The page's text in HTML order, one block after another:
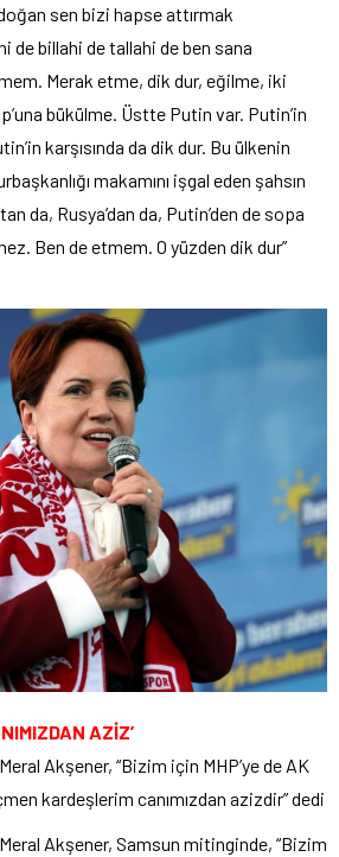
sen bizi hapse attırmak
de billahi de tallahi de ben sana
Merak etme, dik dur, eğilme, iki
bükülme. Üstte Putin var. Putin’in
karşısında da dik dur. Bu ülkenin
makamını işgal eden şahsın
da, Rusya’dan da, Putin’den de sopa
Ben de etmem. O yüzden dik dur”
AZİZ’
Akşener, “Bizim için MHP’ye de AK
kardeşlerim canımızdan azizdir” dedi
Akşener, Samsun mitinginde, “Bizim